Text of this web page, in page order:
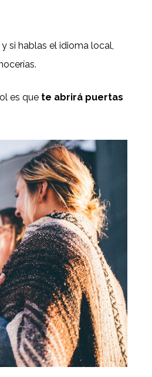
si hablas el idioma local,
es que te abrirá puertas